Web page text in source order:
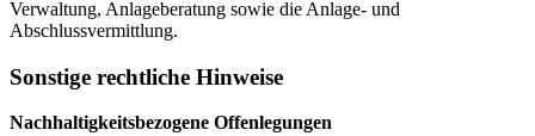
Verwaltung, Anlageberatung sowie die Anlage- und
Abschlussvermittlung.
Sonstige rechtliche Hinweise
Nachhaltigkeitsbezogene Offenlegungen